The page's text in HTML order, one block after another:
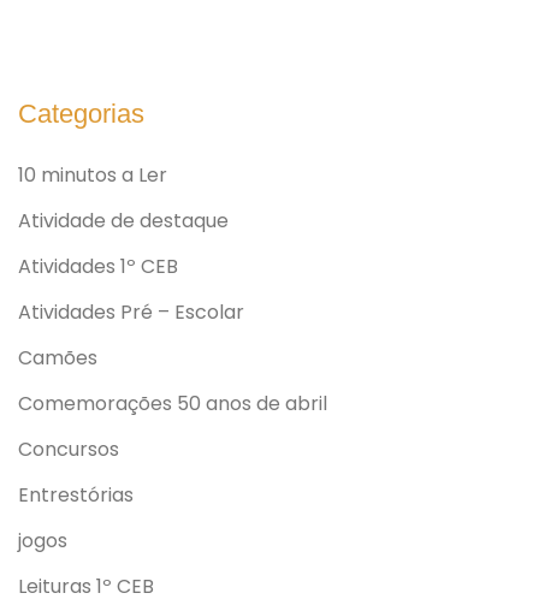
Categorias
10 minutos a Ler
Atividade de destaque
Atividades 1º CEB
Atividades Pré – Escolar
Camões
Comemorações 50 anos de abril
Concursos
Entrestórias
jogos
Leituras 1º CEB